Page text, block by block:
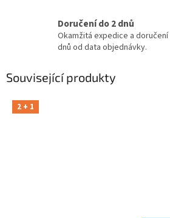
Doručení do 2 dnů
Okamžitá expedice a
dnů od data objednávky.
Související produkty
2 + 1